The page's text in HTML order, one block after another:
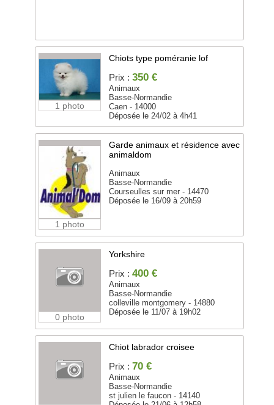
1 photo
Chiots type poméranie lof
Prix : 350 €
Animaux
Basse-Normandie
Caen - 14000
Déposée le 24/02 à 4h41
1 photo
Garde animaux et résidence avec
animaldom
Animaux
Basse-Normandie
Courseulles sur mer - 14470
Déposée le 16/09 à 20h59
0 photo
Yorkshire
Prix : 400 €
Animaux
Basse-Normandie
colleville montgomery - 14880
Déposée le 11/07 à 19h02
Chiot labrador croisee
Prix : 70 €
Animaux
Basse-Normandie
st julien le faucon - 14140